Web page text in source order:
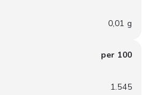
0,01 g
per 100
1.545